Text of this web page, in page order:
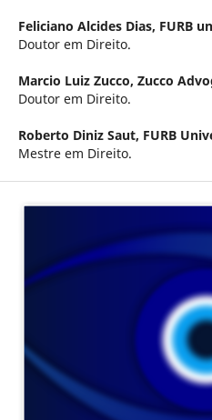
Feliciano Alcides Dias, FURB
Doutor em Direito.
Marcio Luiz Zucco, Zucco
Doutor em Direito.
Roberto Diniz Saut, FURB
Mestre em Direito.